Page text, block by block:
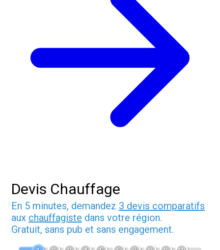
Devis Chauffage
En 5 minutes, demandez 3 devis comparatifs
aux chauffagiste dans votre région.
Gratuit, sans pub et sans engagement.